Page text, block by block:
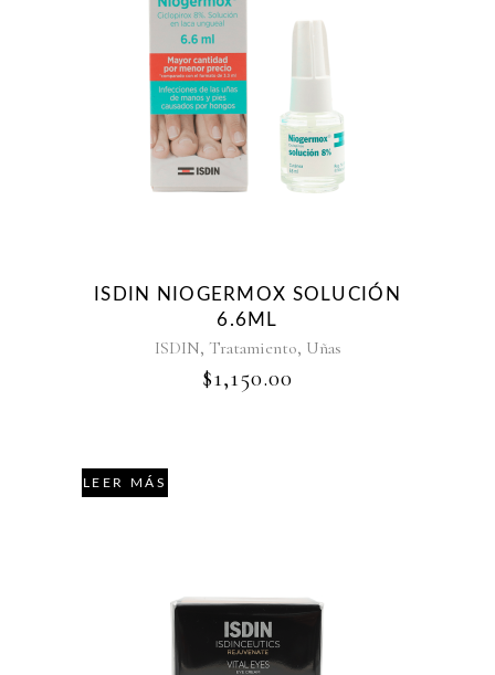
ISDIN NIOGERMOX SOLUCIÓN
6.6ML
ISDIN, Tratamiento, Uñas
$1,150.00
LEER MÁS